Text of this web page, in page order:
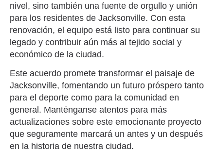
nivel, sino también una fuente de orgullo y unión
para los residentes de Jacksonville. Con esta
renovación, el equipo está listo para continuar su
legado y contribuir aún más al tejido social y
económico de la ciudad.
Este acuerdo promete transformar el paisaje de
Jacksonville, fomentando un futuro próspero tanto
para el deporte como para la comunidad en
general. Manténganse atentos para más
actualizaciones sobre este emocionante proyecto
que seguramente marcará un antes y un después
en la historia de nuestra ciudad.